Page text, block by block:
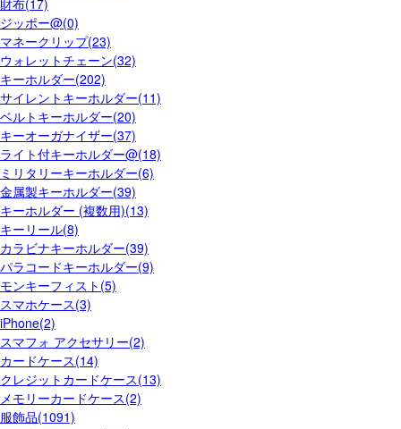
ジッポー@(0)
マネークリップ(23)
ウォレットチェーン(32)
キーホルダー(202)
サイレントキーホルダー(11)
ベルトキーホルダー(20)
キーオーガナイザー(37)
ライト付キーホルダー@(18)
ミリタリーキーホルダー(6)
金属製キーホルダー(39)
キーホルダー (複数用)(13)
キーリール(8)
カラビナキーホルダー(39)
パラコードキーホルダー(9)
モンキーフィスト(5)
スマホケース(3)
iPhone(2)
スマフォ アクセサリー(2)
カードケース(14)
クレジットカードケース(13)
メモリーカードケース(2)
服飾品(1091)